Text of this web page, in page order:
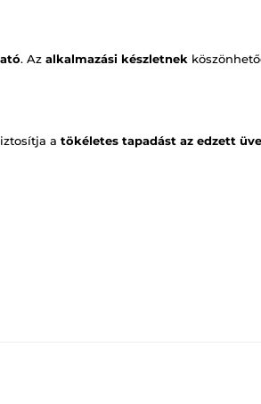
. Az alkalmazási készletnek
a tökéletes tapadást az edzett